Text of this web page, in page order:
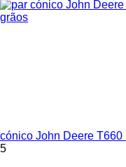
cónico John Deere
5